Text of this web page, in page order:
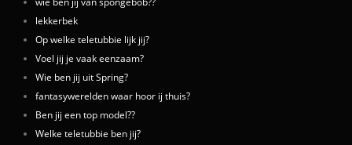
lekkerbek
Op welke teletubbie lijk jij?
Voel jij je vaak eenzaam?
Wie ben jij uit Spring?
fantasywerelden waar hoor ij thuis?
Ben jij een top model??
Welke teletubbie ben jij?